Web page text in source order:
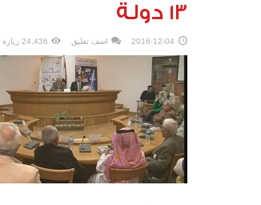
13 دولة
2016-12-04 اضف تعليق 24,436 زيارة